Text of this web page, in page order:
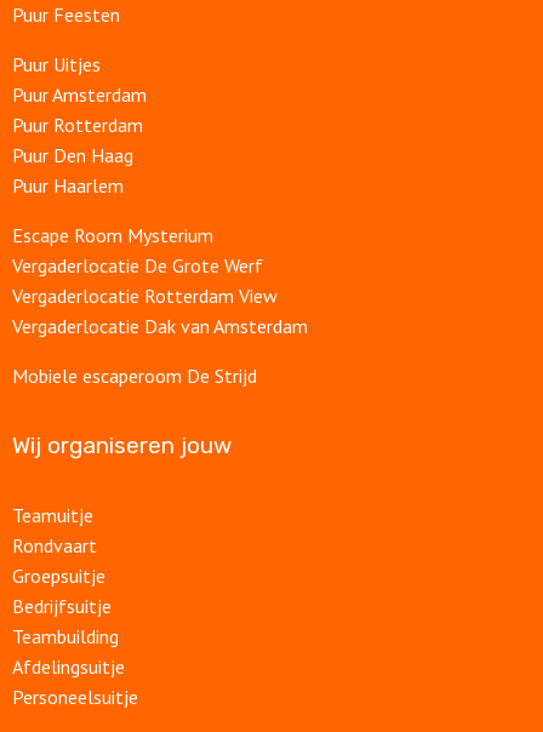
Puur Feesten
Puur Uitjes
Puur Amsterdam
Puur Rotterdam
Puur Den Haag
Puur Haarlem
Escape Room Mysterium
Vergaderlocatie De Grote Werf
Vergaderlocatie Rotterdam View
Vergaderlocatie Dak van Amsterdam
Mobiele escaperoom De Strijd
Wij organiseren jouw
Teamuitje
Rondvaart
Groepsuitje
Bedrijfsuitje
Teambuilding
Afdelingsuitje
Personeelsuitje